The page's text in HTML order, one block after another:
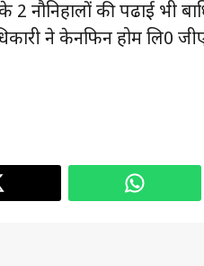
2 नौनिहालों की पढाई भी
ने केनफिन होम लि0